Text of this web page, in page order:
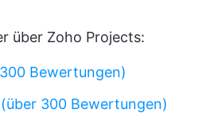
über Zoho Projects:
Bewertungen)
300 Bewertungen)